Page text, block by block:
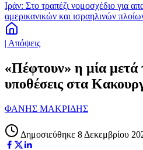
Ιράν: Στο τραπέζι νομοσχέδιο για
αμερικανικών και ισραηλινών
| Απόψεις
«Πέφτουν» η μία μετά
υποθέσεις στα
ΦΑΝΗΣ ΜΑΚΡΙΔΗΣ
Δημοσιεύθηκε 8 Δεκεμβρίου